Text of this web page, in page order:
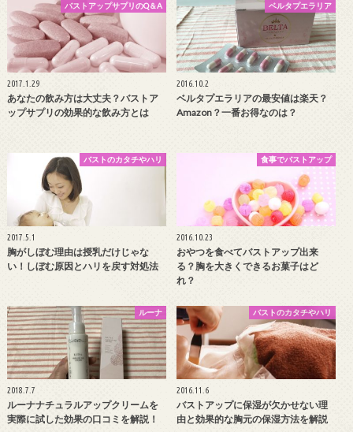
バストアップサプリのQ＆A
2017.1.29
あなたの飲み方は大丈夫？バストア
ップサプリの効果的な飲み方とは
ベルタプエラリア
2016.10.2
ベルタプエラリアの最安値は楽天？
Amazon？一番お得なのは？
バストのカタチやハリ
2017.5.1
胸がしぼむ理由は授乳だけじゃな
い！しぼむ原因とハリを戻す対処法
食事でバストアップ
2016.10.23
おやつを食べてバストアップ出来
る？胸を大きくできるお菓子はど
れ？
ルーナ
2018.7.7
ルーナナチュラルアップクリームを
実際に試した効果の口コミを解説！
バストのカタチやハリ
2016.11.6
バストアップに保湿が欠かせない理
由と効果的な胸元の保湿方法を解説